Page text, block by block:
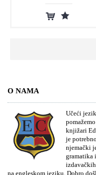
O NAMA
Učeći
knjižari
je
njemački
gramatika
na engleskom jeziku. Dobro